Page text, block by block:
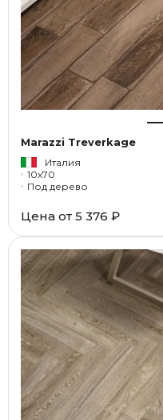
Marazzi Treverkage
Италия
10x70
Под дерево
Цена от 5 376 ₽